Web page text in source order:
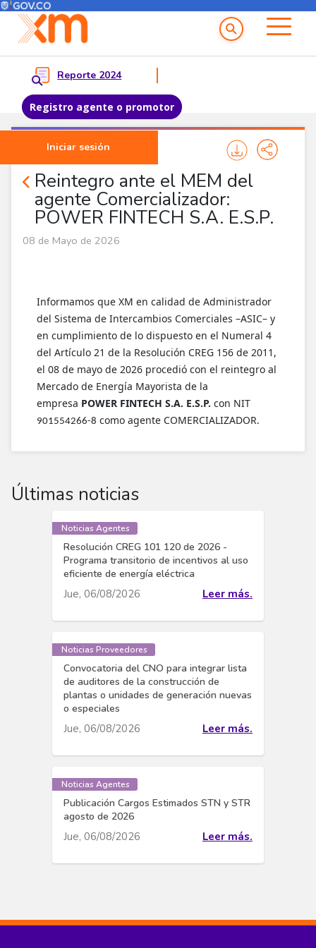
Pasar al contenido principal
Menú del Usuario
Reporte 2024
Registro agente o promotor
Iniciar sesión
Menu principal
Reintegro ante el MEM del
agente Comercializador:
POWER FINTECH S.A. E.S.P.
Noticias Agentes
08 de Mayo de 2026
Informamos que XM en calidad de Administrador
del Sistema de Intercambios Comerciales –ASIC– y
en cumplimiento de lo dispuesto en el Numeral 4
del Artículo 21 de la Resolución CREG 156 de 2011,
el 08 de mayo de 2026 procedió con el reintegro al
Mercado de Energía Mayorista de la
empresa POWER FINTECH S.A. E.S.P. con NIT
901554266-8 como agente COMERCIALIZADOR.
Últimas noticias
Noticias Agentes
Resolución CREG 101 120 de 2026 -
Programa transitorio de incentivos al uso
eficiente de energía eléctrica
Jue, 06/08/2026 Leer más.
Noticias Proveedores
Convocatoria del CNO para integrar lista
de auditores de la construcción de
plantas o unidades de generación nuevas
o especiales
Jue, 06/08/2026 Leer más.
Noticias Agentes
Publicación Cargos Estimados STN y STR
agosto de 2026
Jue, 06/08/2026 Leer más.